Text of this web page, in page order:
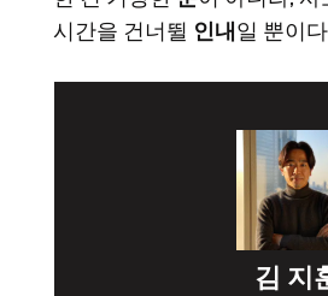
시간을 건너뛸 인내 일 뿐이
김 지